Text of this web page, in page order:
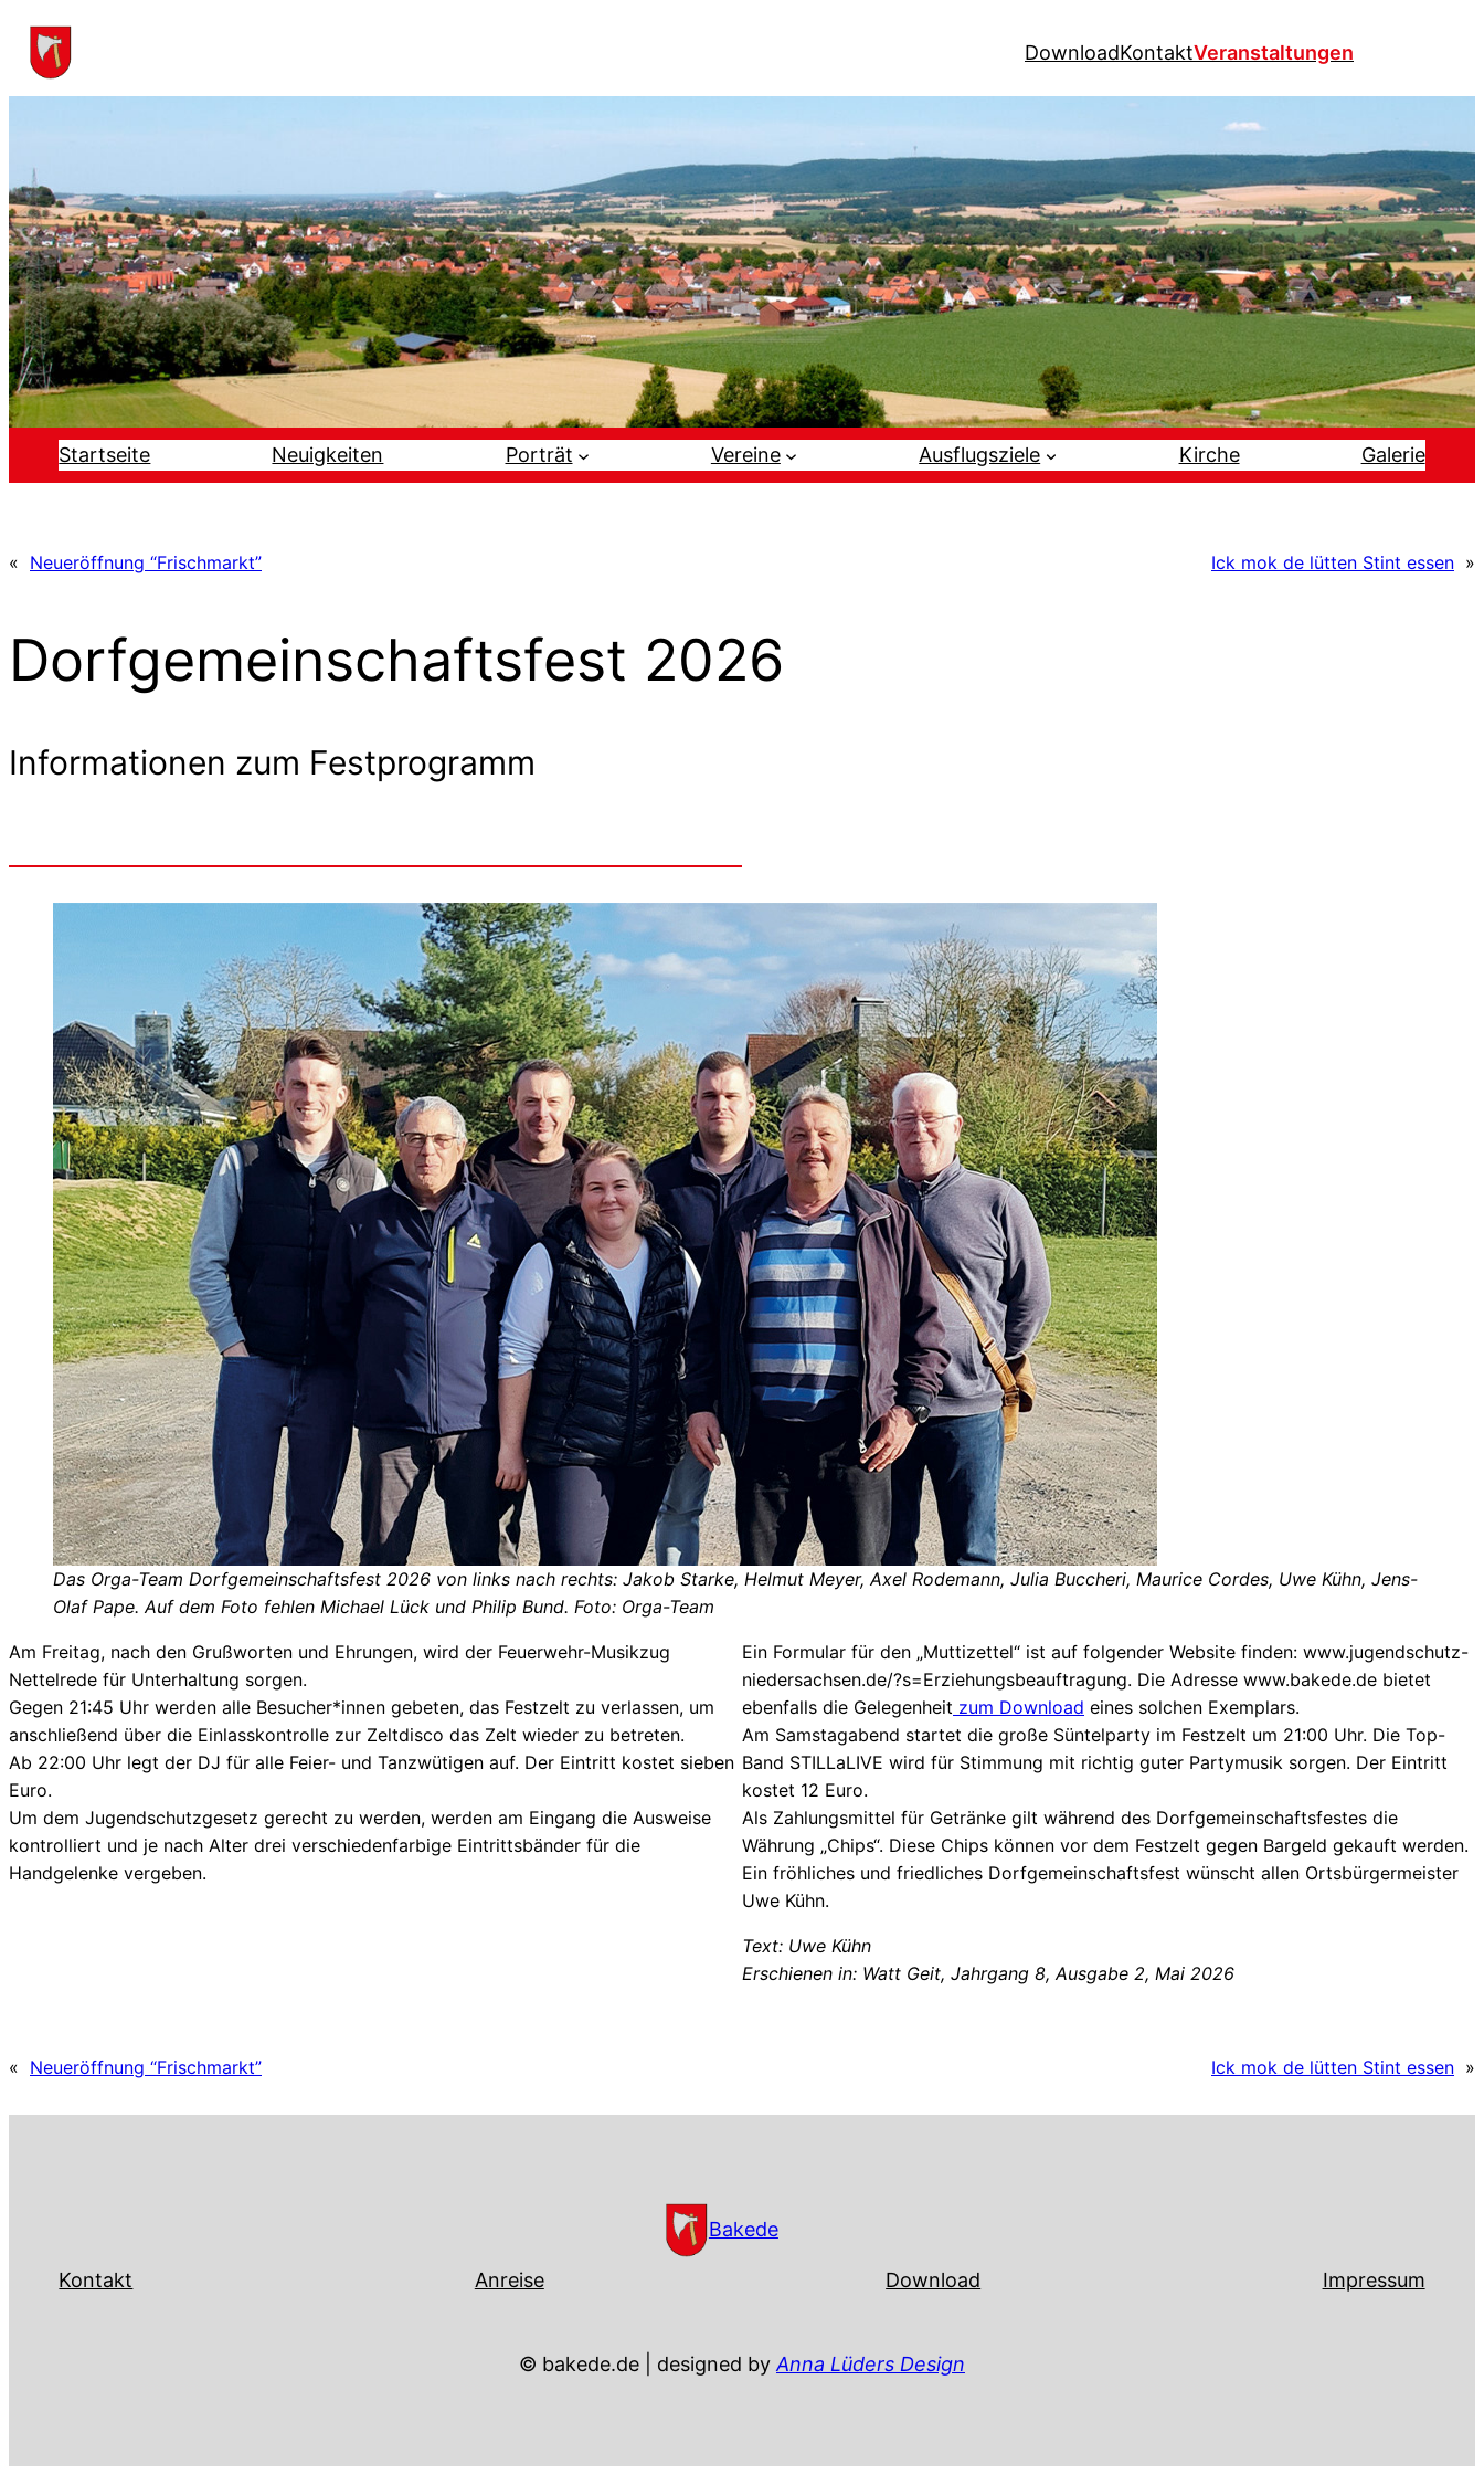
DownloadKontaktVeranstaltungen
Startseite Neuigkeiten Porträt Vereine Ausflugsziele Kirche Galerie
« Neueröffnung “Frischmarkt” Ick mok de lütten Stint essen »
Dorfgemeinschaftsfest 2026
Informationen zum Festprogramm
Das Orga-Team Dorfgemeinschaftsfest 2026 von links nach rechts: Jakob Starke, Helmut Meyer, Axel Rodemann, Julia Buccheri, Maurice Cordes, Uwe Kühn, Jens-
Olaf Pape. Auf dem Foto fehlen Michael Lück und Philip Bund. Foto: Orga-Team
Am Freitag, nach den Grußworten und Ehrungen, wird der Feuerwehr-Musikzug
Nettelrede für Unterhaltung sorgen.
Gegen 21:45 Uhr werden alle Besucher*innen gebeten, das Festzelt zu verlassen, um
anschließend über die Einlasskontrolle zur Zeltdisco das Zelt wieder zu betreten.
Ab 22:00 Uhr legt der DJ für alle Feier- und Tanzwütigen auf. Der Eintritt kostet sieben
Euro.
Um dem Jugendschutzgesetz gerecht zu werden, werden am Eingang die Ausweise
kontrolliert und je nach Alter drei verschiedenfarbige Eintrittsbänder für die
Handgelenke vergeben.
Ein Formular für den „Muttizettel“ ist auf folgender Website finden: www.jugendschutz-
niedersachsen.de/?s=Erziehungsbeauftragung. Die Adresse www.bakede.de bietet
ebenfalls die Gelegenheit zum Download eines solchen Exemplars.
Am Samstagabend startet die große Süntelparty im Festzelt um 21:00 Uhr. Die Top-
Band STILLaLIVE wird für Stimmung mit richtig guter Partymusik sorgen. Der Eintritt
kostet 12 Euro.
Als Zahlungsmittel für Getränke gilt während des Dorfgemeinschaftsfestes die
Währung „Chips“. Diese Chips können vor dem Festzelt gegen Bargeld gekauft werden.
Ein fröhliches und friedliches Dorfgemeinschaftsfest wünscht allen Ortsbürgermeister
Uwe Kühn.
Text: Uwe Kühn
Erschienen in: Watt Geit, Jahrgang 8, Ausgabe 2, Mai 2026
« Neueröffnung “Frischmarkt” Ick mok de lütten Stint essen »
Bakede
Kontakt Anreise Download Impressum
© bakede.de | designed byAnna Lüders Design